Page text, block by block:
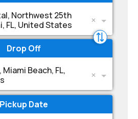
Northwest 25th
FL, United States
Drop Off
Beach, FL,
Pickup Date